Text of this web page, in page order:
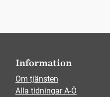
Information
Om tjänsten
Alla tidningar A-Ö